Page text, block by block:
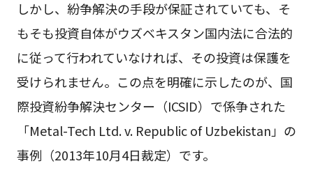
しかし、紛争解決の手段が保証されていても、そ
もそも投資自体がウズベキスタン国内法に合法的
に従って行われていなければ、その投資は保護を
受けられません。この点を明確に示したのが、国
際投資紛争解決センター（ICSID）で係争された
「Metal-Tech Ltd. v. Republic of Uzbekistan」の
事例（2013年10月4日裁定）です。